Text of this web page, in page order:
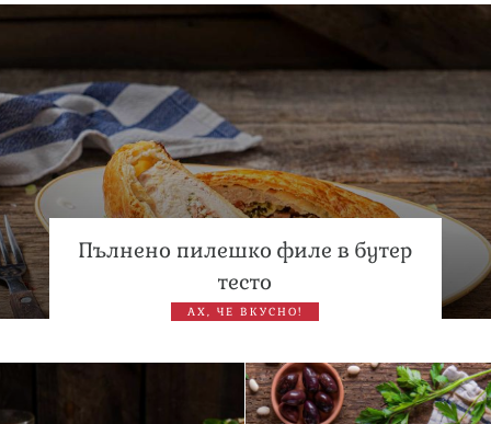
Пълнено пилешко филе в бутер
тесто
АХ, ЧЕ ВКУСНО!